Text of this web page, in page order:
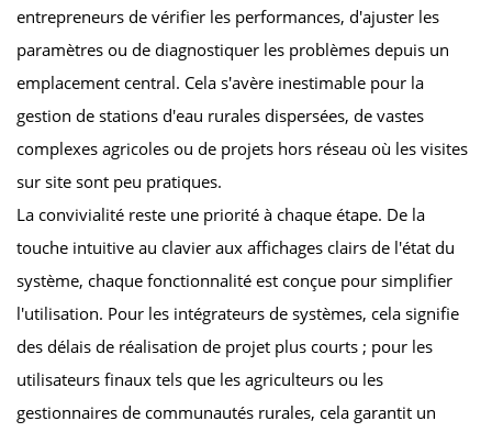
entrepreneurs de vérifier les performances, d'ajuster les
paramètres ou de diagnostiquer les problèmes depuis un
emplacement central. Cela s'avère inestimable pour la
gestion de stations d'eau rurales dispersées, de vastes
complexes agricoles ou de projets hors réseau où les visites
sur site sont peu pratiques.
La convivialité reste une priorité à chaque étape. De la
touche intuitive au clavier aux affichages clairs de l'état du
système, chaque fonctionnalité est conçue pour simplifier
l'utilisation. Pour les intégrateurs de systèmes, cela signifie
des délais de réalisation de projet plus courts ; pour les
utilisateurs finaux tels que les agriculteurs ou les
gestionnaires de communautés rurales, cela garantit un